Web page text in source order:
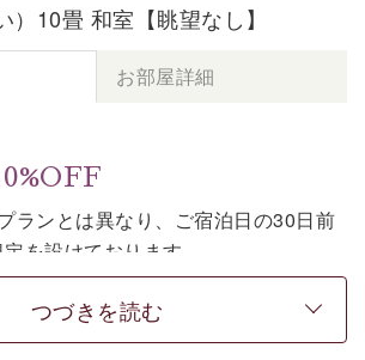
）10畳 和室【眺望なし】
お部屋詳細
ランとは異なり、ご宿泊日の30日前
を設けております。
きの早割プランです。
は、30日前までのご予約で、10%割
つづきを読む